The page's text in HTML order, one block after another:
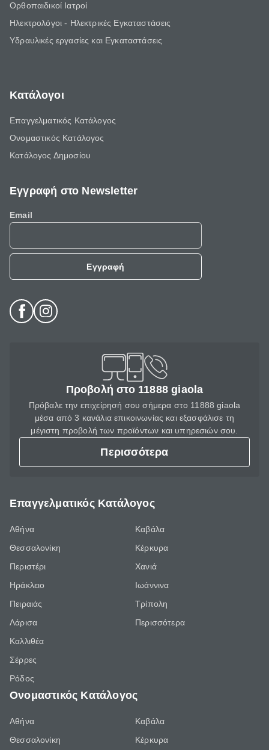
Ορθοπαιδικοί Ιατροί
Ηλεκτρολόγοι - Ηλεκτρικές Εγκαταστάσεις
Υδραυλικές εργασίες και Εγκαταστάσεις
Κατάλογοι
Επαγγελματικός Κατάλογος
Ονομαστικός Κατάλογος
Κατάλογος Δημοσίου
Εγγραφή στο Newsletter
Email
Εγγραφή
Προβολή στο 11888 giaola
Πρόβαλε την επιχείρησή σου σήμερα στο 11888 giaola
μέσα από 3 κανάλια επικοινωνίας και εξασφάλισε τη
μέγιστη προβολή των προϊόντων και υπηρεσιών σου.
Περισσότερα
Επαγγελματικός Κατάλογος
Αθήνα
Θεσσαλονίκη
Περιστέρι
Ηράκλειο
Πειραιάς
Λάρισα
Καλλιθέα
Σέρρες
Ρόδος
Καβάλα
Κέρκυρα
Χανιά
Ιωάννινα
Τρίπολη
Περισσότερα
Ονομαστικός Κατάλογος
Αθήνα
Θεσσαλονίκη
Καβάλα
Κέρκυρα